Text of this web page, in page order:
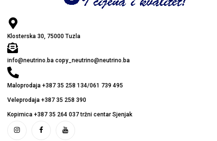
Klosterska 30, 75000 Tuzla
info@neutrino.ba copy_neutrino@neutrino.ba
Maloprodaja +387 35 258 134/061 739 495
Veleprodaja +387 35 258 390
Kopirnica +387 35 264 037 tržni centar Sjenjak